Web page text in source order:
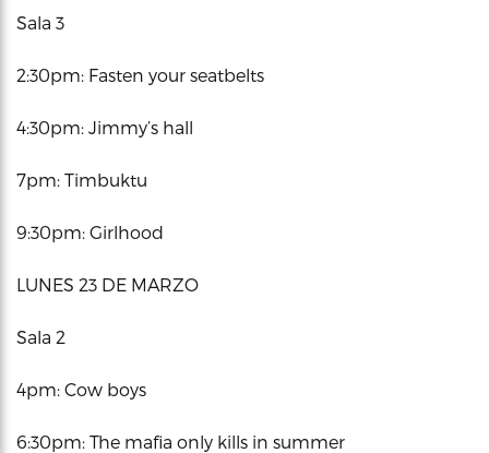
Sala 3
2:30pm: Fasten your seatbelts
4:30pm: Jimmy’s hall
7pm: Timbuktu
9:30pm: Girlhood
LUNES 23 DE MARZO
Sala 2
4pm: Cow boys
6:30pm: The mafia only kills in summer